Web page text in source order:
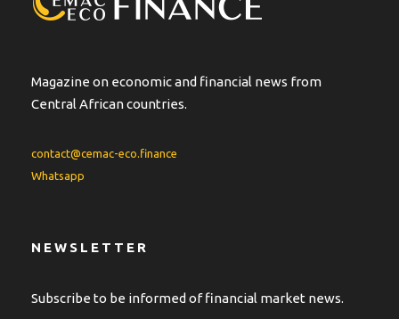
i
Magazine on economic and financial news from
Central African countries.
contact@cemac-eco.finance
Whatsapp
NEWSLETTER
Subscribe to be informed of financial market news.